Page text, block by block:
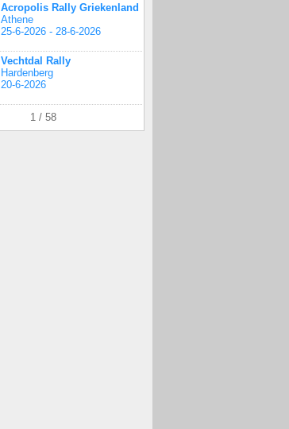
Acropolis Rally Griekenland
Athene
25-6-2026 - 28-6-2026
Vechtdal Rally
Hardenberg
20-6-2026
1 / 58